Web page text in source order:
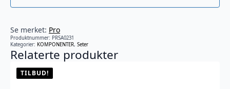
Se merket: Pro
Produktnummer: PRSA0231
Kategorier: KOMPONENTER, Seter
Relaterte produkter
TILBUD!